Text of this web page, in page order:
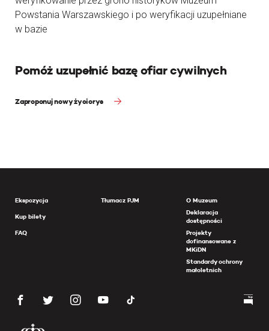
Powstania Warszawskiego i po weryfikacji uzupełniane
w bazie
Pomóż uzupełnić bazę ofiar cywilnych
Zaproponuj nowy życiorys
Ekspozycja
Kup bilety
FAQ
Tłumacz PJM
O Muzeum
Deklaracja
dostępności
Projekty
dofinansowane z
MKiDN
Standardy ochrony
małoletnich